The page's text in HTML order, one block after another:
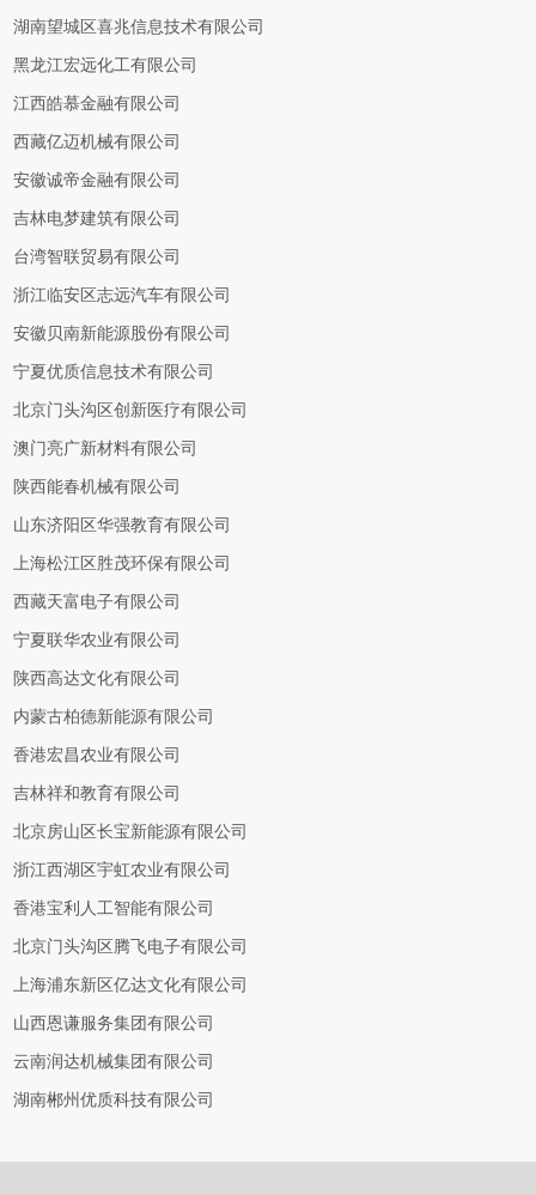
湖南望城区喜兆信息技术有限公司
黑龙江宏远化工有限公司
江西皓慕金融有限公司
西藏亿迈机械有限公司
安徽诚帝金融有限公司
吉林电梦建筑有限公司
台湾智联贸易有限公司
浙江临安区志远汽车有限公司
安徽贝南新能源股份有限公司
宁夏优质信息技术有限公司
北京门头沟区创新医疗有限公司
澳门亮广新材料有限公司
陕西能春机械有限公司
山东济阳区华强教育有限公司
上海松江区胜茂环保有限公司
西藏天富电子有限公司
宁夏联华农业有限公司
陕西高达文化有限公司
内蒙古柏德新能源有限公司
香港宏昌农业有限公司
吉林祥和教育有限公司
北京房山区长宝新能源有限公司
浙江西湖区宇虹农业有限公司
香港宝利人工智能有限公司
北京门头沟区腾飞电子有限公司
上海浦东新区亿达文化有限公司
山西恩谦服务集团有限公司
云南润达机械集团有限公司
湖南郴州优质科技有限公司